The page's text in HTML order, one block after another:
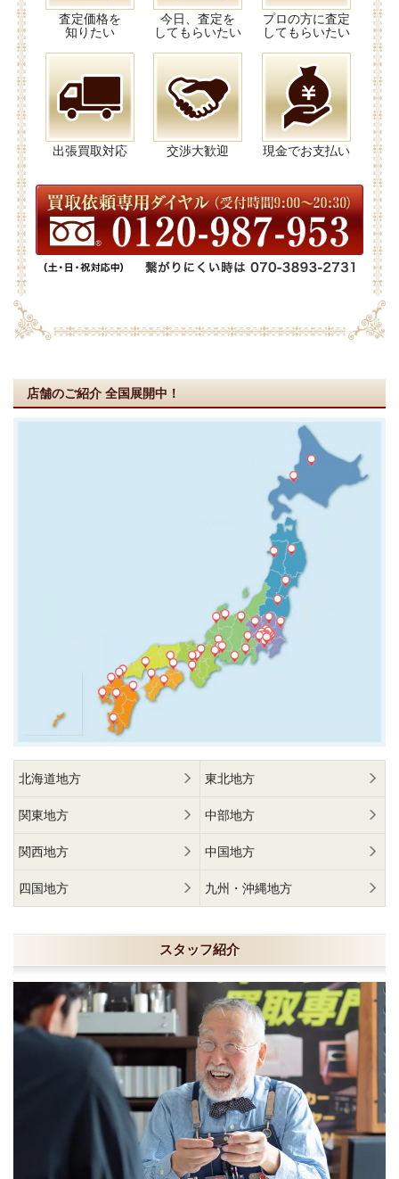
査定価格を
知りたい
今日、査定を
してもらいたい
プロの方に査定
してもらいたい
出張買取対応 交渉大歓迎 現金でお支払い
店舗のご紹介 全国展開中！
北海道地方 東北地方
関東地方 中部地方
関西地方 中国地方
四国地方 九州・沖縄地方
スタッフ紹介